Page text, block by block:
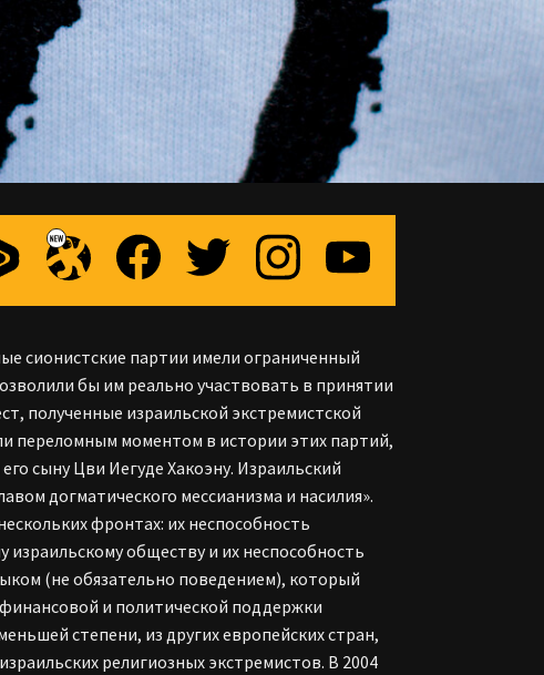
сионистские партии имели ограниченный
бы им реально участвовать в принятии
полученные израильской экстремистской
переломным моментом в истории этих партий,
сыну Цви Иегуде Хакоэну. Израильский
догматического мессианизма и насилия».
фронтах: их неспособность
обществу и их неспособность
(не обязательно поведением), который
и политической поддержки
степени, из других европейских стран,
религиозных экстремистов. В 2004